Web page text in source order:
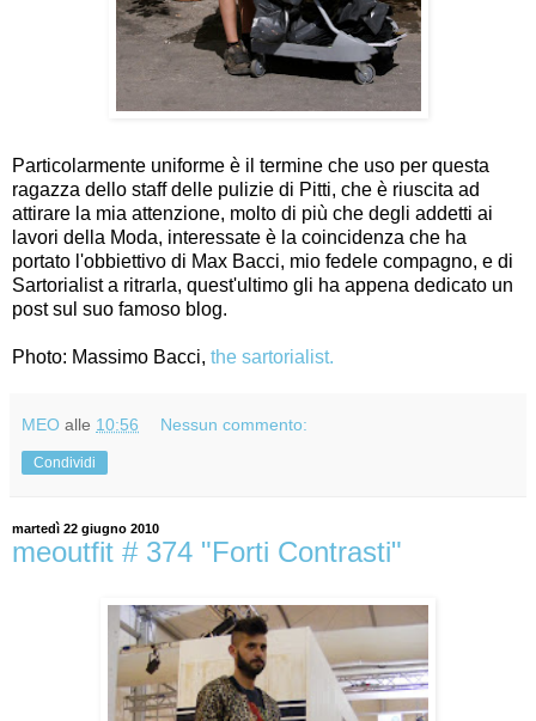
Particolarmente uniforme è il termine che uso per questa
ragazza dello staff delle pulizie di Pitti, che è riuscita ad
attirare la mia attenzione, molto di più che degli addetti ai
lavori della Moda, interessate è la coincidenza che ha
portato l'obbiettivo di Max Bacci, mio fedele compagno, e di
Sartorialist a ritrarla, quest'ultimo gli ha appena dedicato un
post sul suo famoso blog.
Photo: Massimo Bacci, the sartorialist.
MEO alle 10:56 Nessun commento:
Condividi
martedì 22 giugno 2010
meoutfit # 374 "Forti Contrasti"